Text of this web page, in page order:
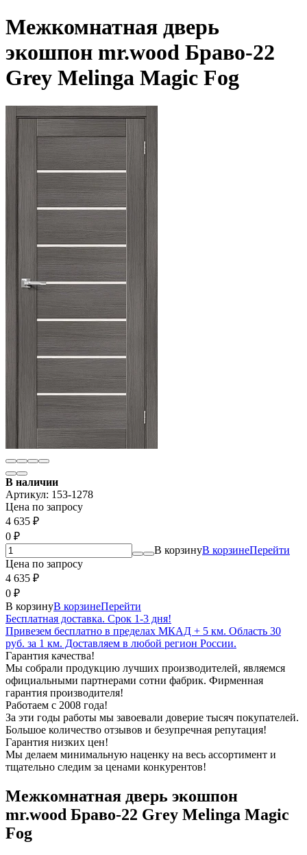
Межкомнатная дверь
экошпон mr.wood Браво-22
Grey Melinga Magic Fog
В наличии
Артикул: 153-1278
Цена по запросу
4 635 ₽
0 ₽
В корзинуВ корзинеПерейти
Цена по запросу
4 635 ₽
0 ₽
В корзинуВ корзинеПерейти
Бесплатная доставка. Срок 1-3 дня!
Привезем бесплатно в пределах МКАД + 5 км. Область 30
руб. за 1 км. Доставляем в любой регион России.
Гарантия качества!
Мы собрали продукцию лучших производителей, являемся
официальными партнерами сотни фабрик. Фирменная
гарантия производителя!
Работаем с 2008 года!
За эти годы работы мы завоевали доверие тысяч покупателей.
Большое количество отзывов и безупречная репутация!
Гарантия низких цен!
Мы делаем минимальную наценку на весь ассортимент и
тщательно следим за ценами конкурентов!
Межкомнатная дверь экошпон
mr.wood Браво-22 Grey Melinga Magic
Fog